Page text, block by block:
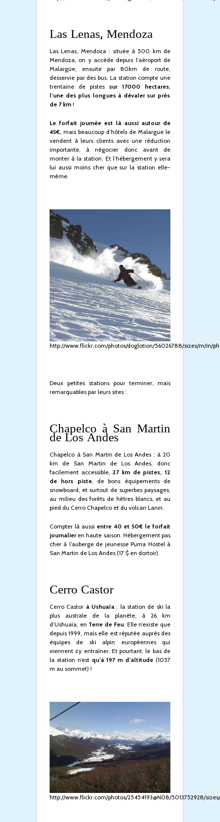
Las Lenas, Mendoza
Las Lenas, Mendoza : située à 500 km de
Mendoza, on y accède depuis l’aéroport de
Malargüe, ensuite par 80km de route,
desservie par des bus. La station compte une
trentaine de pistes sur 17000 hectares,
l’une des plus longues à dévaler sur près
de 7 km !
Le forfait journée est là aussi autour de
45€, mais beaucoup d’hôtels de Malargue le
vendent à leurs clients avec une réduction
importante, à négocier donc avant de
monter à la station. Et l’hébergement y sera
lui aussi moins cher que sur la station elle-
même.
http://www.flickr.com/photos/doglotion/56026788/sizes/m/in/
Deux petites stations pour terminer, mais
remarquables par leurs sites :
Chapelco à San Martin
de Los Andes
Chapelco à San Martin de Los Andes : à 20
km de San Martin de Los Andes, donc
facilement accessible, 27 km de pistes, 12
de hors piste, de bons équipements de
snowboard, et surtout de superbes paysages,
au milieu des forêts de hêtres blancs, et au
pied du Cerro Chapelco et du volcan Lanin.
Compter là aussi entre 40 et 50€ le forfait
journalieren haute saison. Hébergement pas
cher à l’auberge de jeunesse Puma Hostel à
San Martin de Los Andes (17 $ en dortoir).
Cerro Castor
Cerro Castor à Ushuaïa : la station de ski la
plus australe de la planète, à 26 km
d’Ushuaïa, en Terre de Feu. Elle n’existe que
depuis 1999, mais elle est réputée auprès des
équipes de ski alpin européennes qui
viennent s’y entraîner. Et pourtant, le bas de
la station n’est qu’à 197 m d’altitude (1057
m au sommet) !
http://www.flickr.com/photos/25454193@N08/5013752928/